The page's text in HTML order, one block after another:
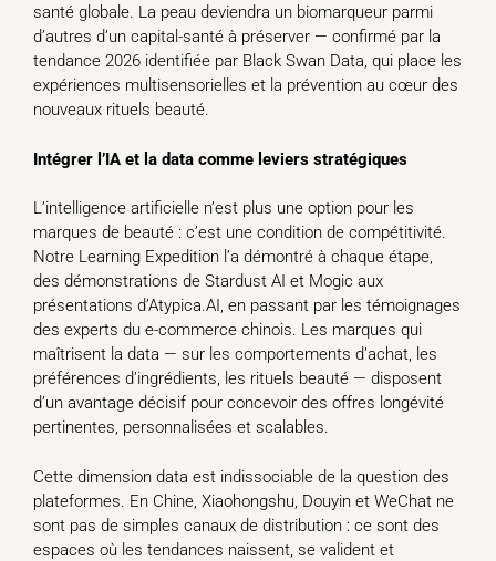
santé globale. La peau deviendra un biomarqueur parmi
d’autres d’un capital-santé à préserver — confirmé par la
tendance 2026 identifiée par Black Swan Data, qui place les
expériences multisensorielles et la prévention au cœur des
nouveaux rituels beauté.
Intégrer l’IA et la data comme leviers stratégiques
L’intelligence artificielle n’est plus une option pour les
marques de beauté : c’est une condition de compétitivité.
Notre Learning Expedition l’a démontré à chaque étape,
des démonstrations de Stardust AI et Mogic aux
présentations d’Atypica.AI, en passant par les témoignages
des experts du e-commerce chinois. Les marques qui
maîtrisent la data — sur les comportements d’achat, les
préférences d’ingrédients, les rituels beauté — disposent
d’un avantage décisif pour concevoir des offres longévité
pertinentes, personnalisées et scalables.
Cette dimension data est indissociable de la question des
plateformes. En Chine, Xiaohongshu, Douyin et WeChat ne
sont pas de simples canaux de distribution : ce sont des
espaces où les tendances naissent, se valident et